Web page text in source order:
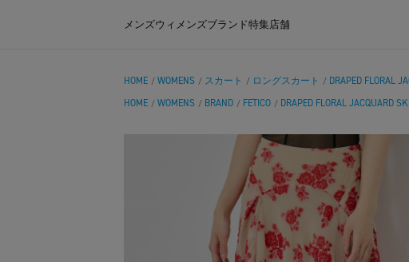
メンズウィメンズブランド特集店舗
HOME / WOMENS / スカート / ロングスカート / DRAPED FLORAL
HOME / WOMENS / BRAND / FETICO / DRAPED FLORAL JACQUARD